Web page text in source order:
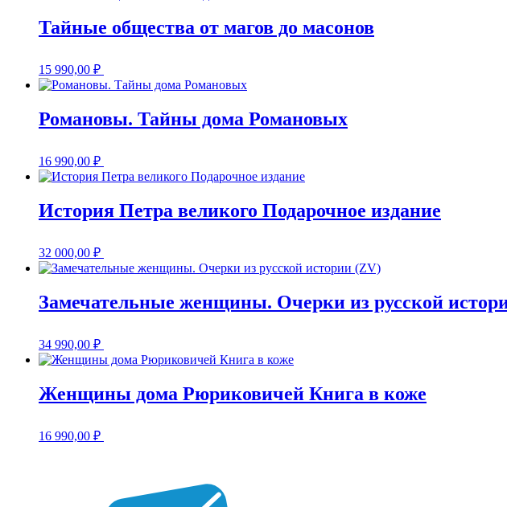
Тайные общества от магов до масонов
15 990,00 ₽
Романовы. Тайны дома Романовых
16 990,00 ₽
История Петра великого Подарочное издание
32 000,00 ₽
Замечательные женщины. Очерки из русской
34 990,00 ₽
Женщины дома Рюриковичей Книга в коже
16 990,00 ₽